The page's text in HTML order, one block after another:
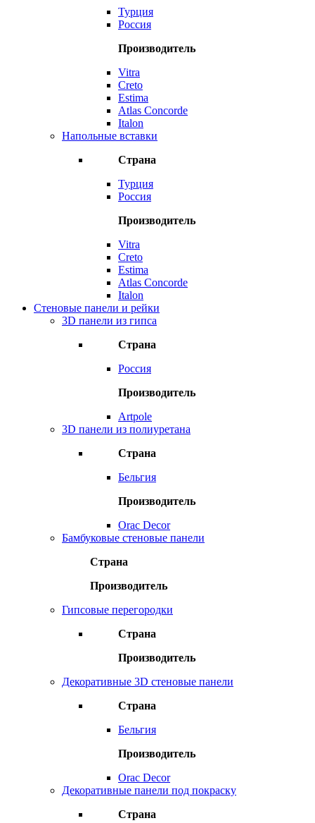
Турция
Россия
Производитель
Vitra
Creto
Estima
Atlas Concorde
Italon
Напольные вставки
Страна
Турция
Россия
Производитель
Vitra
Creto
Estima
Atlas Concorde
Italon
Стеновые панели и рейки
3D панели из гипса
Страна
Россия
Производитель
Artpole
3D панели из полиуретана
Страна
Бельгия
Производитель
Orac Decor
Бамбуковые стеновые панели
Страна
Производитель
Гипсовые перегородки
Страна
Производитель
Декоративные 3D стеновые панели
Страна
Бельгия
Производитель
Orac Decor
Декоративные панели под покраску
Страна